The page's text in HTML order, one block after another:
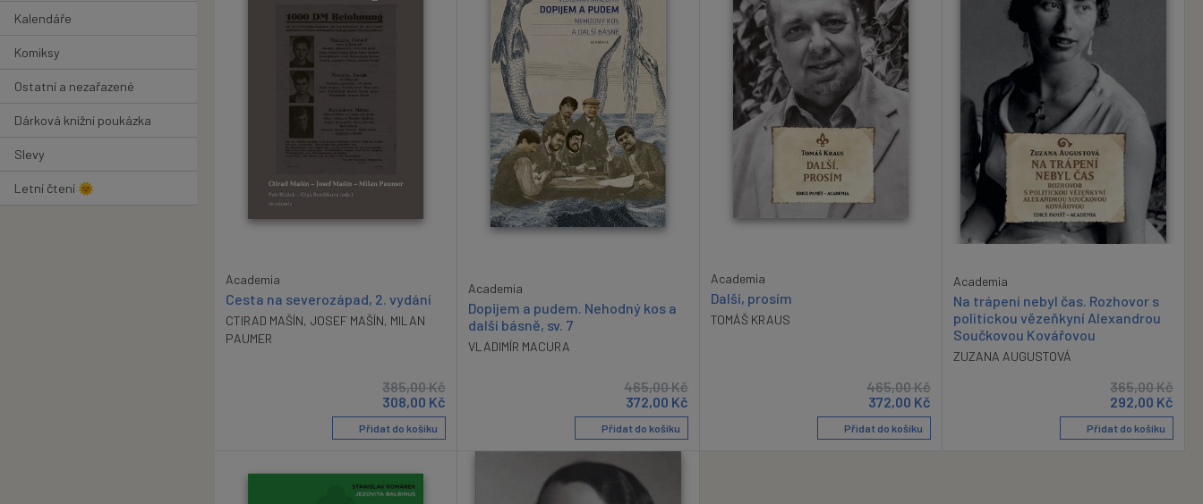
Kalendáře
Komiksy
Ostatní a nezařazené
Dárková knižní poukázka
Slevy
Letní čtení 🌞
Academia
Cesta na severozápad, 2. vydání
CTIRAD MAŠÍN, JOSEF MAŠÍN, MILAN
PAUMER
385,00Kč
308,00 Kč
Přidat do košíku
Academia
Dopijem a pudem. Nehodný kos a
další básně, sv. 7
VLADIMÍR MACURA
465,00Kč
372,00 Kč
Přidat do košíku
Academia
Další, prosím
TOMÁŠ KRAUS
465,00Kč
372,00 Kč
Přidat do košíku
Academia
Na trápení nebyl čas. Rozhovor s
politickou vězeňkyní Alexandrou
Součkovou Kovářovou
ZUZANA AUGUSTOVÁ
365,00Kč
292,00 Kč
Přidat do košíku